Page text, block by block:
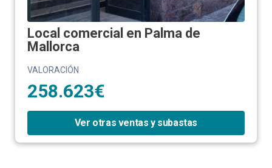
Local comercial en Palma de
Mallorca
VALORACIÓN
258.623€
Ver otras ventas y subastas